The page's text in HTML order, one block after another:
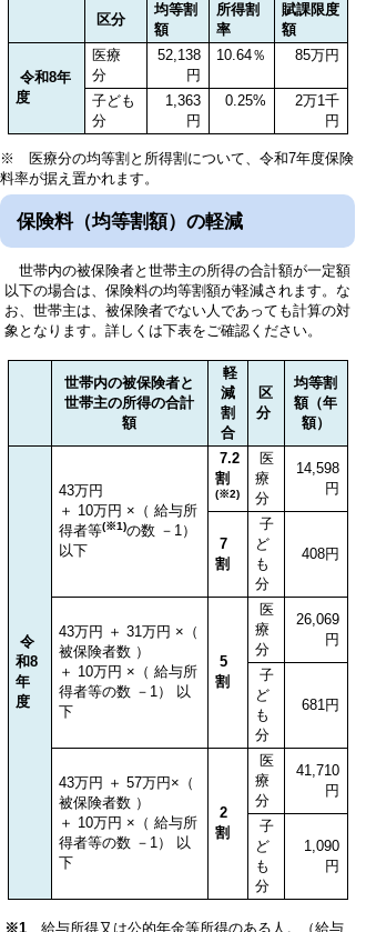
区分
均等割
額
所得割
率
賦課限度
額
令和8年
度
医療
分
52,138
円
10.64％ 85万円
子ども
分
1,363
円
0.25%
2万1千
円
※ 医療分の均等割と所得割について、令和7年度保険
料率が据え置かれます。
保険料（均等割額）の軽減
世帯内の被保険者と世帯主の所得の合計額が一定額
以下の場合は、保険料の均等割額が軽減されます。な
お、世帯主は、被保険者でない人であっても計算の対
象となります。詳しくは下表をご確認ください。
世帯内の被保険者と
世帯主の所得の合計
額
軽
減
割
合
区
分
均等割
額（年
額）
令
和8
年
度
43万円
＋ 10万円 ×（ 給与所
得者等(※1)の数 －1）
以下
7.2
割
(※2)
医
療
分
14,598
円
7
割
子
ど
も
分
408円
43万円 ＋ 31万円 ×（
被保険者数 ）
＋ 10万円 ×（ 給与所
得者等の数 －1） 以
下
5
割
医
療
分
26,069
円
子
ど
も
分
681円
43万円 ＋ 57万円×（
被保険者数 ）
＋ 10万円 ×（ 給与所
得者等の数 －1） 以
下
2
割
医
療
分
41,710
円
子
ど
も
分
1,090
円
※1 給与所得又は公的年金等所得のある人。（給与